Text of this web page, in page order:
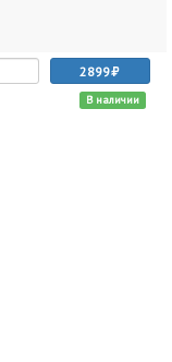
2899
В наличии